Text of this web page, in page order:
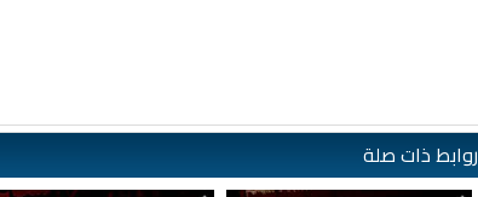
روابط ذات صلة